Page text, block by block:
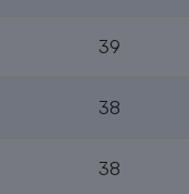
39
38
38